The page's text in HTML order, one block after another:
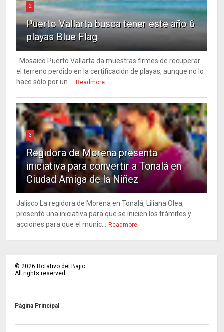
2
Puerto Vallarta busca tener este año 6
playas Blue Flag
Mosaico Puerto Vallarta da muestras firmes de recuperar
el terreno perdido en la certificación de playas, aunque no lo
hace sólo por un ...
Readmore
3
Regidora de Morena presenta
iniciativa para convertir a Tonalá en
Ciudad Amiga de la Niñez
Jalisco La regidora de Morena en Tonalá, Liliana Olea,
presentó una iniciativa para que se inicien los trámites y
acciones para que el munic...
Readmore
©2026 Rotativo del Bajio
All rights reserved.
Página Principal